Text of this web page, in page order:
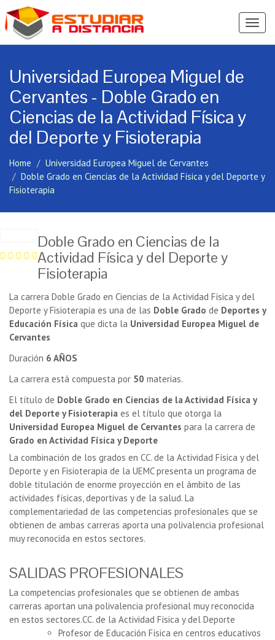
Ver
Universidad Europea Miguel de
Cervantes - Doble Grado en
Ciencias de la Actividad Física y
del Deporte y Fisioterapia
Home
Universidad Europea Miguel de Cervantes
Doble Grado en Ciencias de la Actividad Física y del Deporte y
Fisioterapia
Doble Grado en Ciencias de la
Actividad Física y del Deporte y
Fisioterapia
La carrera Doble Grado en Ciencias de la Actividad Física y del
Deporte y Fisioterapia es una de las Doble Grado de Deportes y
Educación Física que dicta la Universidad Europea Miguel de
Cervantes
Duración 6 AÑOS
La carrera está compuesta por 50 materias.
El título de Doble Grado en Ciencias de la Actividad Física y
del Deporte y Fisioterapia es el título que otorga la
Universidad Europea Miguel de Cervantes para la carrera de
Grado en Actividad Física y Deporte
La combinación de los grados en CC. de la Actividad Física y del
Deporte y en Fisioterapia de la UEMC presenta un programa de
doble titulación de enorme proyección en el ámbito de las
actividades físicas, deportivas y de la salud. La
complementariedad de las competencias profesionales que se
obtienen de ambas carreras aporta una polivalencia profesional
muy reconocida en estos sectores.
SALIDAS PROFESIONALES
La competencias profesionales que se obtienen de ambas
carreras aportan una polivalencia profesional muy reconocida
en estos sectores.CC. de la Actividad Física y del Deporte
Profesor de Educación Física en centros educativos